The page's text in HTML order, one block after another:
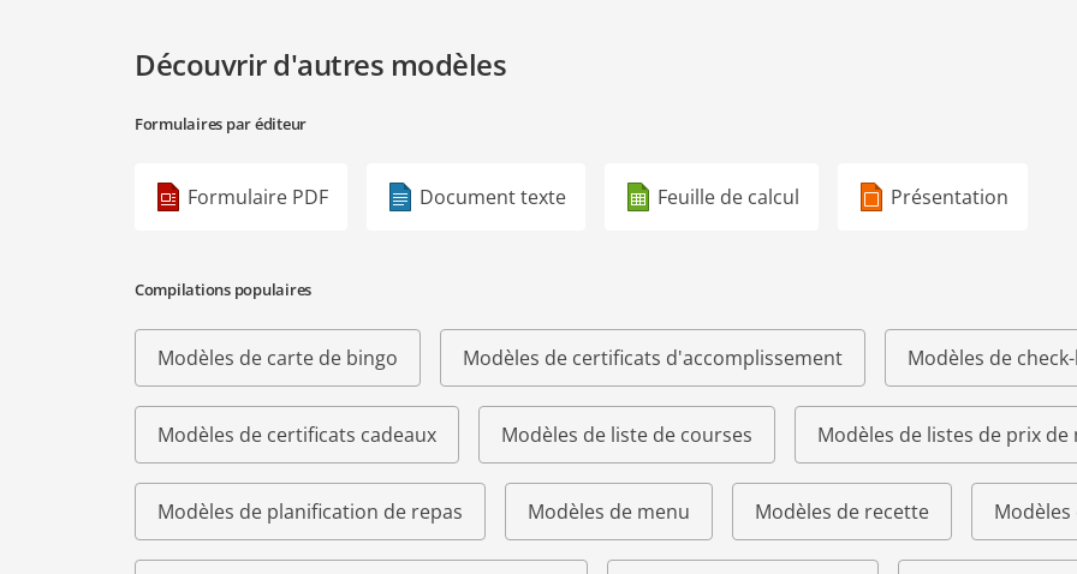
Découvrir d'autres modèles
Formulaires par éditeur
Formulaire PDF Document texte Feuille de calcul Présentation
Compilations populaires
Modèles de carte de bingo Modèles de certificats d'accomplissement Modèles de
Modèles de certificats cadeaux Modèles de liste de courses Modèles de listes de prix de
Modèles de planification de repas Modèles de menu Modèles de recette Modèles